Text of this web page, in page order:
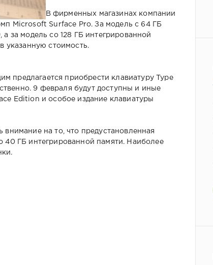
В фирменных магазинах компании
Microsoft Surface Pro. За модель с 64 ГБ
за модель со 128 ГБ интегрированной
указанную стоимость.
предлагается приобрести клавиатуру Type
9 февраля будут доступны и иные
Edition и особое издание клавиатуры
на то, что предустановленная
40 ГБ интегрированной памяти. Наиболее